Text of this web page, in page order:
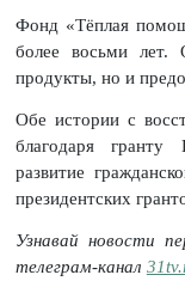
Фонд «Тёплая
более восьми лет.
продукты, но и
Обе истории с
благодаря гранту
развитие
президентских
Узнавай новости
телеграм-канал